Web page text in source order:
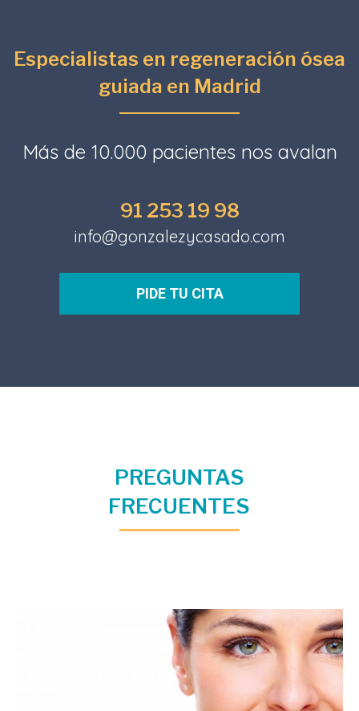
Especialistas en regeneración ósea
guiada en Madrid
Más de 10.000 pacientes nos avalan
91 253 19 98
info@gonzalezycasado.com
PIDE TU CITA
PREGUNTAS
FRECUENTES